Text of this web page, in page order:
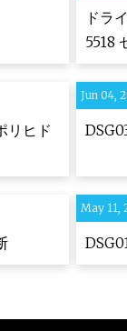
ドラ
5518
リヒド
Jun 04,
May 11,